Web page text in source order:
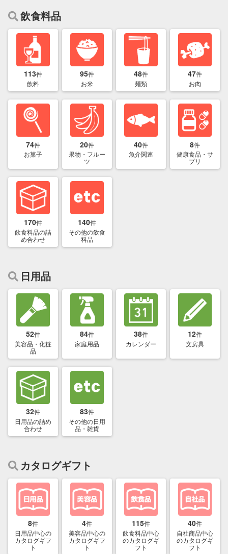
飲食料品
113件
飲料
95件
お米
48件
麺類
47件
お肉
74件
お菓子
20件
果物・フルー
ツ
40件
魚介関連
8件
健康食品・サ
プリ
170件
飲食料品の詰
め合わせ
140件
その他の飲食
料品
日用品
52件
美容品・化粧
品
84件
家庭用品
38件
カレンダー
12件
文房具
32件
日用品の詰め
合わせ
83件
その他の日用
品・雑貨
カタログギフト
8件
日用品中心の
カタログギフ
ト
4件
美容品中心の
カタログギフ
ト
115件
飲食料品中心
のカタログギ
フト
40件
自社商品中心
のカタログギ
フト